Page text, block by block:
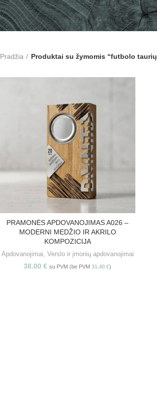
Pradžia Produktai su žymomis “futbolo
PASIRINKITE SAVYBES
PRAMONĖS APDOVANOJIMAS A026 –
MODERNI MEDŽIO IR AKRILO
KOMPOZICIJA
Apdovanojimai, Verslo ir įmonių apdovanojimai
38.00€ su PVM (be PVM31.40€)